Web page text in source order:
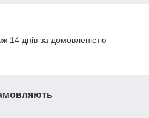
14 днів за домовленістю